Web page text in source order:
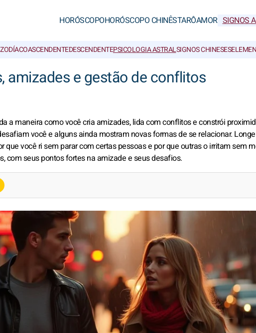
HORÓSCOPOHORÓSCOPO CHINÊSTARÔAMOR SIGNOS
ASCENDENTEDESCENDENTEPSICOLOGIA ASTRALSIGNOS CHINESES
amizades e gestão de conflitos
a maneira como você cria amizades, lida com conflitos e constrói
você e alguns ainda mostram novas formas de se relacionar.
que você ri sem parar com certas pessoas e por que outras o irritam sem
com seus pontos fortes na amizade e seus desafios.